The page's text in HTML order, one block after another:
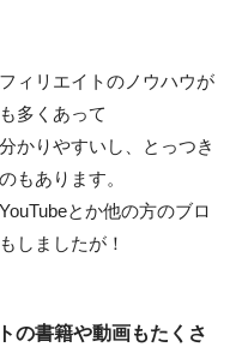
ィリエイトのノウハウが
多くあって
かりやすいし、とっつき
もあります。
とか他の方のブロ
しましたが！
の書籍や動画もたくさ